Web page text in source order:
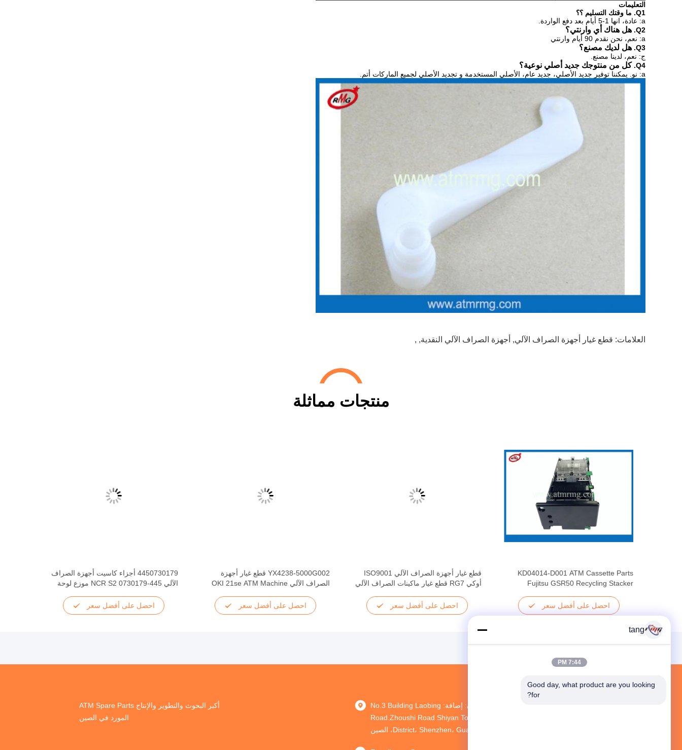
التعليمات
Q1. ما وقتك التسليم ؟؟
a: عادة، انها 1-5 أيام بعد دفع الواردة.
Q2. هل هناك أي وارنتي؟
a: نعم، نحن نقدم 90 أيام وارنتي
Q3. هل لديك مصنع؟
ج: نعم، لدينا مصنع.
Q4. كل من منتوجك جديد أصلي نوعية؟
a: نو. يمكننا توفير جديد الأصلي، جديد عام، الأصلي المستخدمة و تجديد الأصلي لجميع الماركات أتم.
العلامات: قطع غيار أجهزة الصراف الآلي, أجهزة الصراف الآلي النقدية,
,
منتجات مماثلة
KD04014-D001 ATM Cassette Parts
Fujitsu GSR50 Recycling Stacker
احصل على أفضل سعر
قطع غيار أجهزة الصراف الآلي ISO9001
أوكي RG7 قطع غيار ماكينات الصراف الآلي
احصل على أفضل سعر
YX4238-5000G002 قطع غيار أجهزة
الصراف الآلي OKI 21se ATM Machine
احصل على أفضل سعر
4450730179 أجزاء كاسيت أجهزة الصراف
الآلي 445-0730179 NCR S2 موزع لوحة
احصل على أفضل سعر
العنوان: إضافة: No.3 Building Laobing
Road.Zhoushi Road Shiyan Town، Baoan
District، Shenzhen، Guang Dong، الصين
أكبر البحوث والتطوير والإنتاج ATM Spare Parts
المورد في الصين
tang
7:44 PM
Good day, what product are you looking
for?